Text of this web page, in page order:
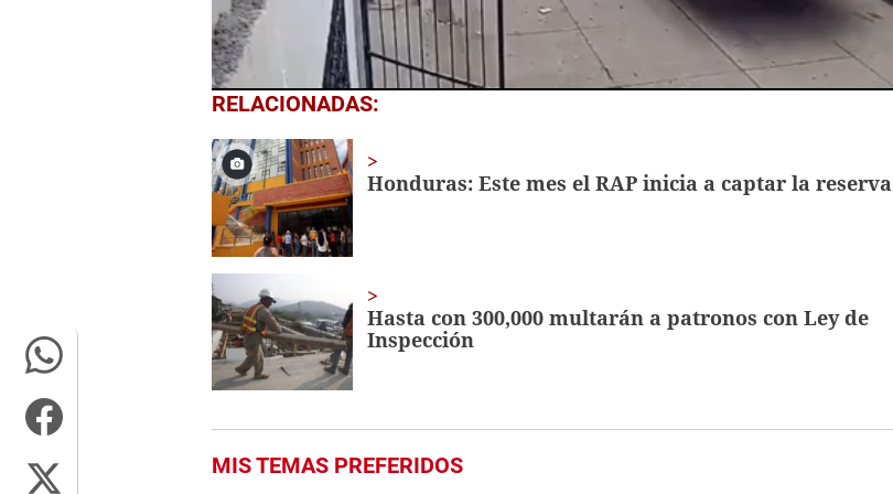
0
of
secondsVolume
0%
RELACIONADAS:
Honduras: Este mes el RAP inicia a captar la reserva
Hasta con 300,000 multarán a patronos con Ley de
Inspección
MIS TEMAS PREFERIDOS